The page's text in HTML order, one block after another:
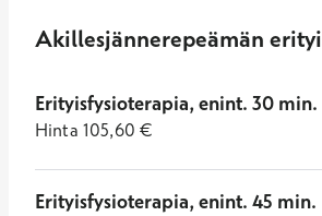
Akillesjännerepeämän
Erityisfysioterapia, enint. 30 min.
Hinta 105,60 €
Erityisfysioterapia, enint. 45 min.